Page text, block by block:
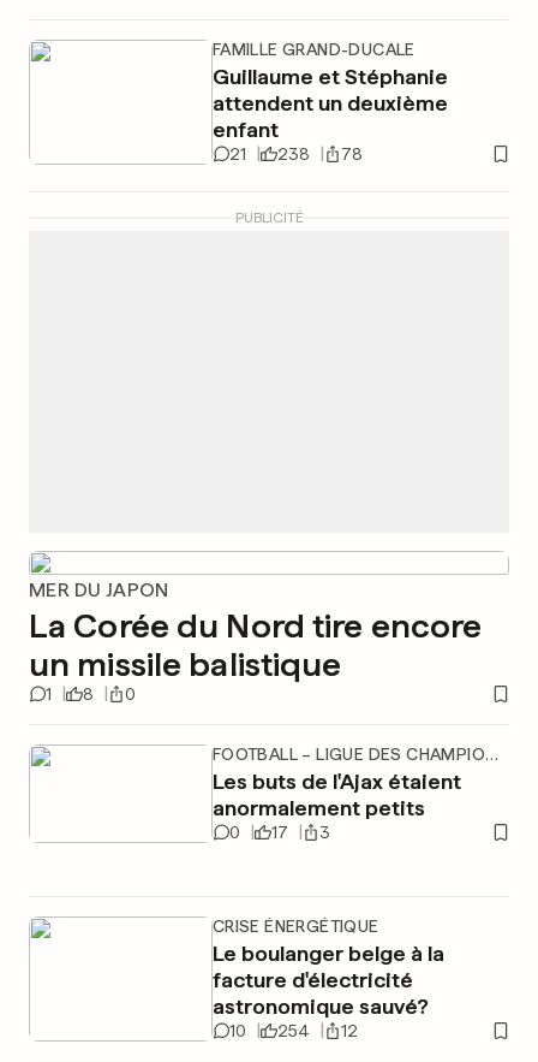
FAMILLE GRAND-DUCALE
Guillaume et Stéphanie
attendent un deuxième
enfant
21 238 78
PUBLICITÉ
MER DU JAPON
La Corée du Nord tire encore
un missile balistique
1 8 0
FOOTBALL – LIGUE DES CHAMPIONS FÉMININE
Les buts de l'Ajax étaient
anormalement petits
0 17 3
CRISE ÉNERGÉTIQUE
Le boulanger belge à la
facture d'électricité
astronomique sauvé?
10 254 12